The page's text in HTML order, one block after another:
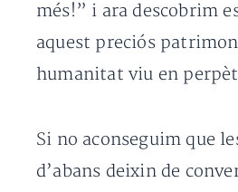
més!” i ara descobrim
aquest preciós
humanitat viu en
Si no aconseguim que
d’abans deixin de